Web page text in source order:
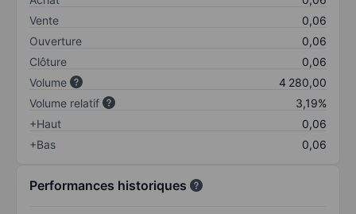
Vente
0,06
Ouverture
0,06
Clôture
0,06
Volume
4 280,00
Volume relatif
3,19%
+Haut
0,06
+Bas
0,06
Performances historiques